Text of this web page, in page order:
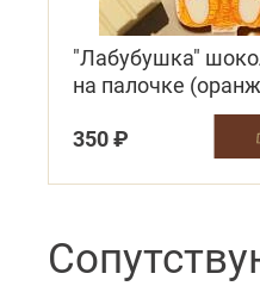
"Лабубушка"
на палочке
350 ₽